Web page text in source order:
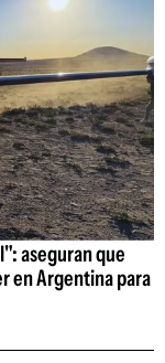
aseguran que
en Argentina para